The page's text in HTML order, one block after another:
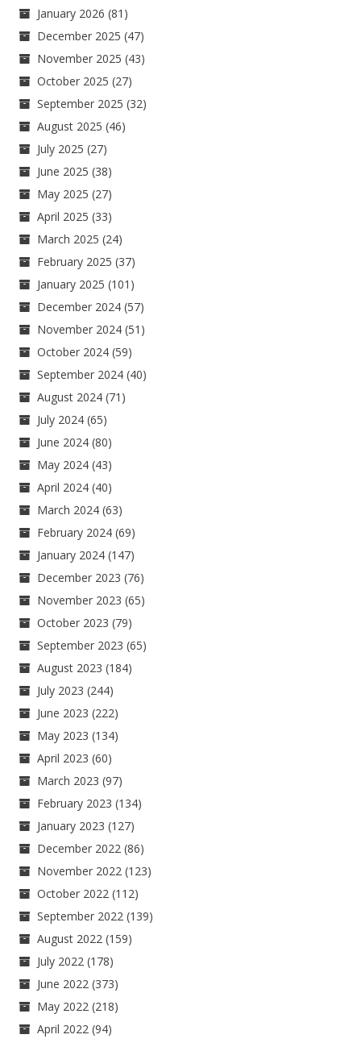
January 2026 (81)
December 2025 (47)
November 2025 (43)
October 2025 (27)
September 2025 (32)
August 2025 (46)
July 2025 (27)
June 2025 (38)
May 2025 (27)
April 2025 (33)
March 2025 (24)
February 2025 (37)
January 2025 (101)
December 2024 (57)
November 2024 (51)
October 2024 (59)
September 2024 (40)
August 2024 (71)
July 2024 (65)
June 2024 (80)
May 2024 (43)
April 2024 (40)
March 2024 (63)
February 2024 (69)
January 2024 (147)
December 2023 (76)
November 2023 (65)
October 2023 (79)
September 2023 (65)
August 2023 (184)
July 2023 (244)
June 2023 (222)
May 2023 (134)
April 2023 (60)
March 2023 (97)
February 2023 (134)
January 2023 (127)
December 2022 (86)
November 2022 (123)
October 2022 (112)
September 2022 (139)
August 2022 (159)
July 2022 (178)
June 2022 (373)
May 2022 (218)
April 2022 (94)